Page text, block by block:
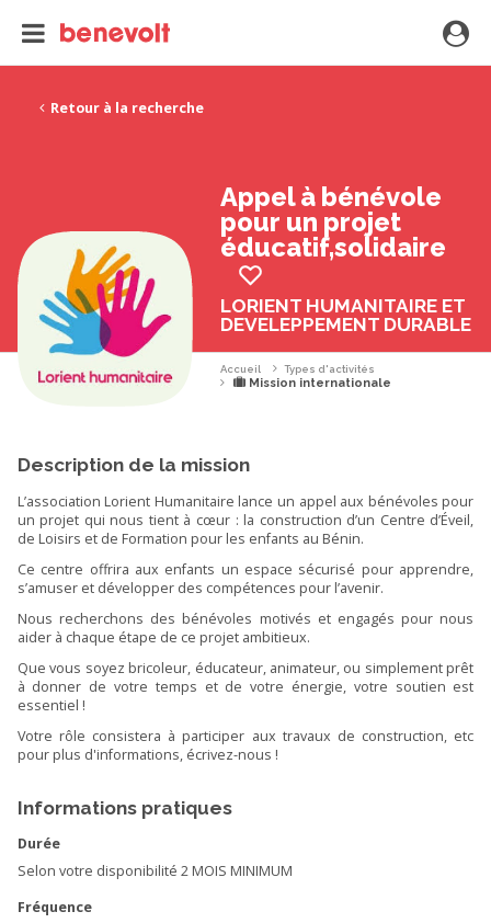
Retour à la recherche
Appel à bénévole
pour un projet
éducatif,solidaire
LORIENT HUMANITAIRE ET
DEVELEPPEMENT DURABLE
Accueil Types d'activités
Mission internationale
Description de la mission
L’association Lorient Humanitaire lance un appel aux bénévoles pour
un projet qui nous tient à cœur : la construction d’un Centre d’Éveil,
de Loisirs et de Formation pour les enfants au Bénin.
Ce centre offrira aux enfants un espace sécurisé pour apprendre,
s’amuser et développer des compétences pour l’avenir.
Nous recherchons des bénévoles motivés et engagés pour nous
aider à chaque étape de ce projet ambitieux.
Que vous soyez bricoleur, éducateur, animateur, ou simplement prêt
à donner de votre temps et de votre énergie, votre soutien est
essentiel !
Votre rôle consistera à participer aux travaux de construction, etc
pour plus d'informations, écrivez-nous !
Informations pratiques
Durée
Selon votre disponibilité 2 MOIS MINIMUM
Fréquence